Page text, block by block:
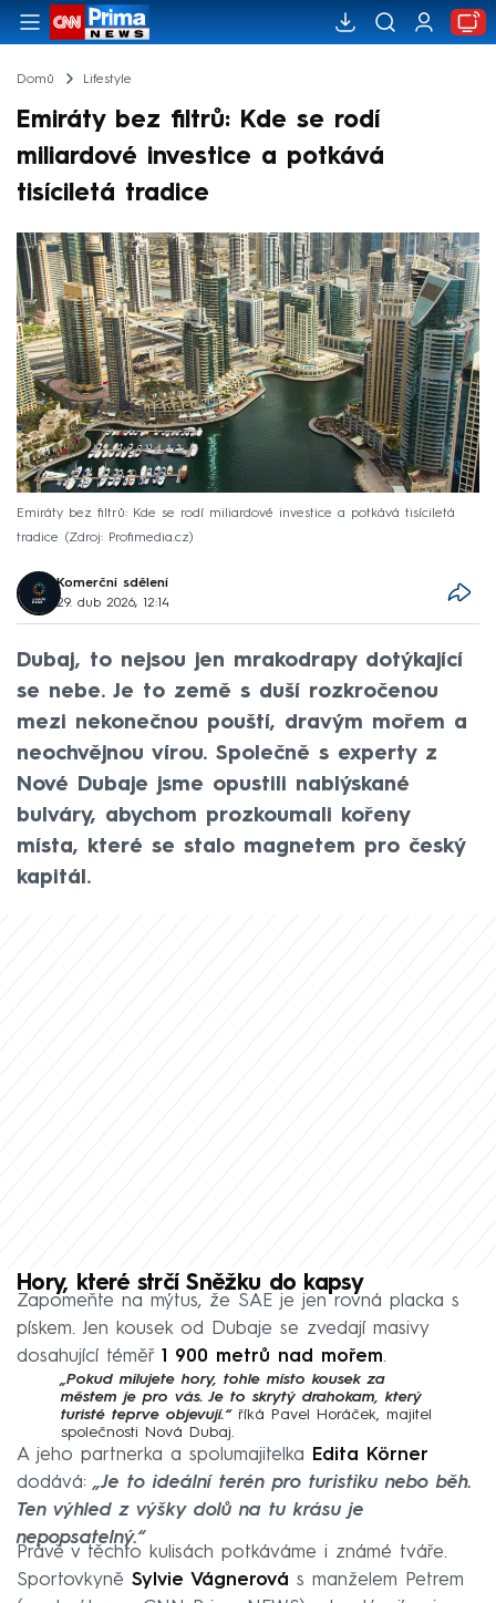
Domů Lifestyle
Emiráty bez filtrů: Kde se rodí
miliardové investice a potkává
tisíciletá tradice
Emiráty bez filtrů: Kde se rodí miliardové investice a potkává tisíciletá
tradice
Zdroj: Profimedia.cz
Komerční sdělení
29. dub 2026, 12:14
Dubaj, to nejsou jen mrakodrapy dotýkající
se nebe. Je to země s duší rozkročenou
mezi nekonečnou pouští, dravým mořem a
neochvějnou vírou. Společně s experty z
Nové Dubaje jsme opustili nablýskané
bulváry, abychom prozkoumali kořeny
místa, které se stalo magnetem pro český
kapitál.
Hory, které strčí Sněžku do kapsy
Zapomeňte na mýtus, že SAE je jen rovná placka s
pískem. Jen kousek od Dubaje se zvedají masivy
dosahující téměř 1 900 metrů nad mořem.
„Pokud milujete hory, tohle místo kousek za
městem je pro vás. Je to skrytý drahokam, který
turisté teprve objevují.“ říká Pavel Horáček, majitel
společnosti Nová Dubaj.
A jeho partnerka a spolumajitelka
Edita Körner
dodává:„Je to ideální terén pro turistiku nebo běh.
Ten výhled z výšky dolů na tu krásu je
nepopsatelný.“
Právě v těchto kulisách potkáváme i známé tváře.
Sportovkyně Sylvie Vágnerová s manželem Petrem